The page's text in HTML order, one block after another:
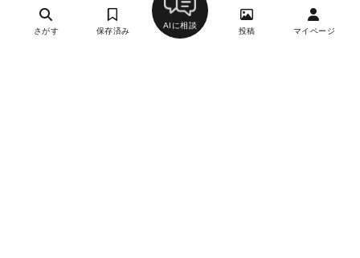
さがす 保存済み
AIに相談
投稿 マイページ